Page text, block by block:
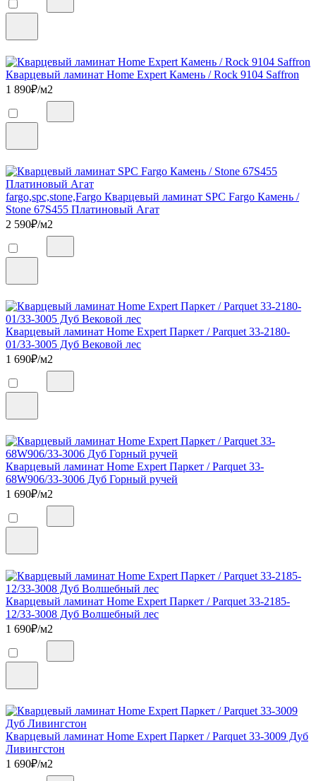
Кварцевый ламинат Home Expert Камень / Rock 9104 Saffron
1 890₽/м2
fargo,spc,stone,Fargo Кварцевый ламинат SPC Fargo Камень /
Stone 67S455 Платиновый Агат
2 590₽/м2
Кварцевый ламинат Home Expert Паркет / Parquet 33-2180-
01/33-3005 Дуб Вековой лес
1 690₽/м2
Кварцевый ламинат Home Expert Паркет / Parquet 33-
68W906/33-3006 Дуб Горный ручей
1 690₽/м2
Кварцевый ламинат Home Expert Паркет / Parquet 33-2185-
12/33-3008 Дуб Волшебный лес
1 690₽/м2
Кварцевый ламинат Home Expert Паркет / Parquet 33-3009 Дуб
Ливингстон
1 690₽/м2